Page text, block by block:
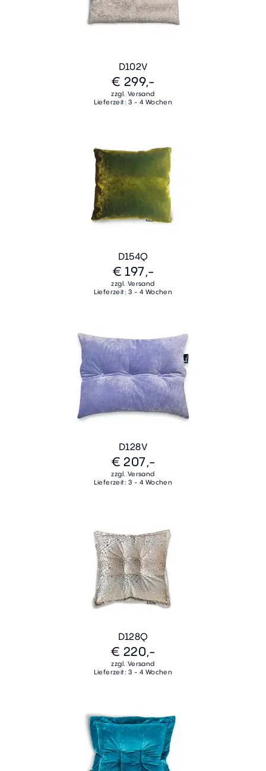
D102V
€ 299,-
zzgl. Versand
Lieferzeit: 3 - 4 Wochen
D154Q
€ 197,-
zzgl. Versand
Lieferzeit: 3 - 4 Wochen
D128V
€ 207,-
zzgl. Versand
Lieferzeit: 3 - 4 Wochen
D128Q
€ 220,-
zzgl. Versand
Lieferzeit: 3 - 4 Wochen